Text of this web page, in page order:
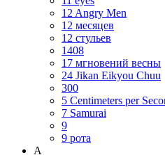
12 Angry Men
12 месяцев
12 стульев
1408
17 мгновений весны
24 Jikan Eikyou Chuu
300
5 Centimeters per
7 Samurai
9
9 рота
A